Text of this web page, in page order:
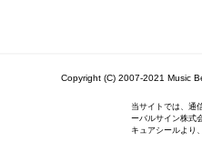
Copyright (C) 2007-2021 Music
当サイトでは、通
ーバルサイン株式
キュアシールより